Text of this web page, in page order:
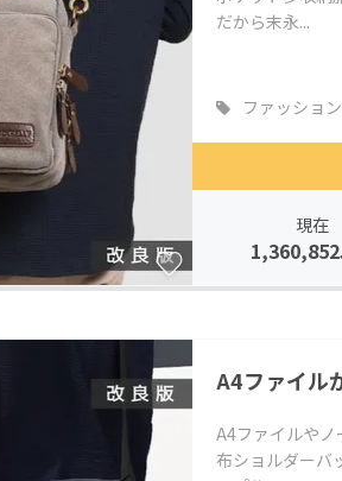
だから末永...
ファッション
現在
A4ファイル
A4ファイルや
布ショルダーバ